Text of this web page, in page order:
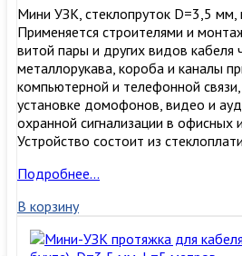
Мини УЗК, стеклопруток D=3,5 мм,
Применяется строителями и
витой пары и других видов кабеля
металлорукава, короба и каналы
компьютерной и телефонной
установке домофонов, видео и
охранной сигнализации в офисных
Устройство состоит из
Мини-
протяжка
для
кабеля(кондуктор)
Подробнее…
В корзину